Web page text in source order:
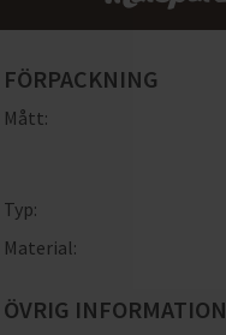
FÖRPACKNING
Mått:
Typ:
Material:
ÖVRIG INFORMATION